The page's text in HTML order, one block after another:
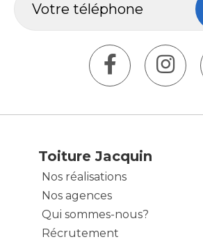
Toiture Jacquin
Nos réalisations
Nos agences
Qui sommes-nous?
Récrutement